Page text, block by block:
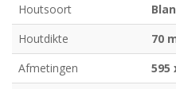
Houtsoort
Houtdikte
70
Afmetingen
595